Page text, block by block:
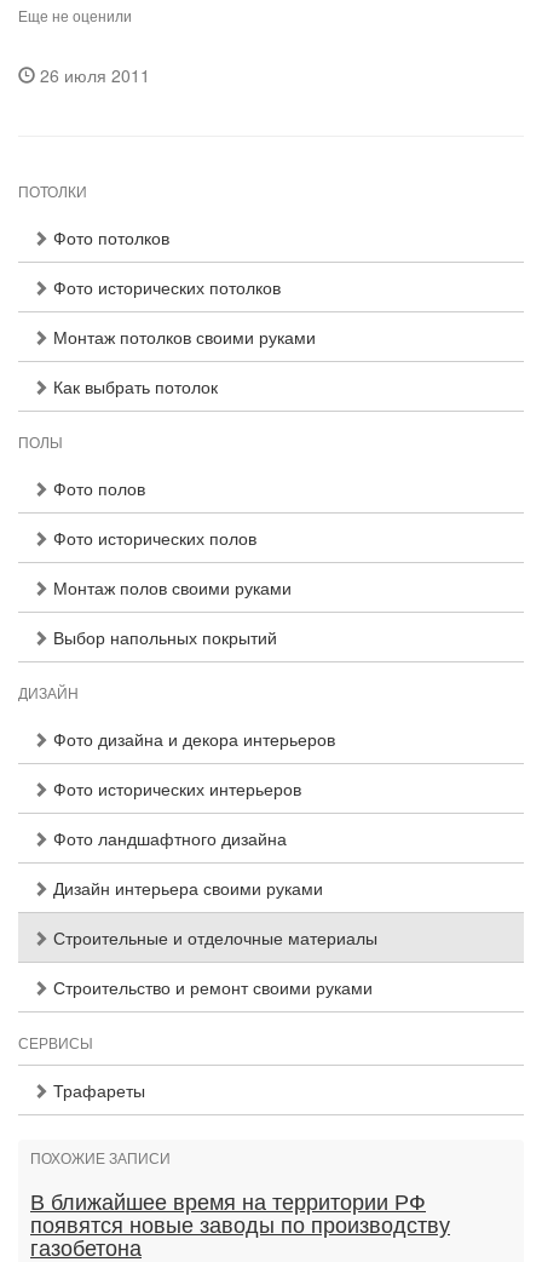
Еще не оценили
26 июля 2011
ПОТОЛКИ
Фото потолков
Фото исторических потолков
Монтаж потолков своими руками
Как выбрать потолок
ПОЛЫ
Фото полов
Фото исторических полов
Монтаж полов своими руками
Выбор напольных покрытий
ДИЗАЙН
Фото дизайна и декора интерьеров
Фото исторических интерьеров
Фото ландшафтного дизайна
Дизайн интерьера своими руками
Строительные и отделочные материалы
Строительство и ремонт своими руками
СЕРВИСЫ
Трафареты
ПОХОЖИЕ ЗАПИСИ
В ближайшее время на территории РФ
появятся новые заводы по производству
газобетона